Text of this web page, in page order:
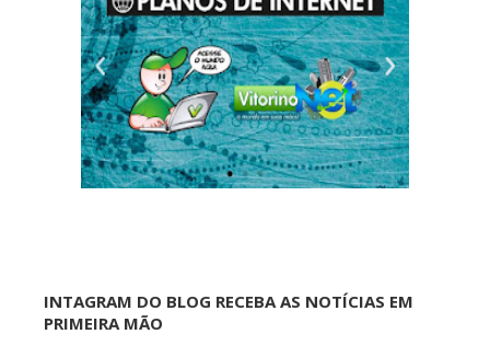
INTAGRAM DO BLOG RECEBA AS NOTÍCIAS EM
PRIMEIRA MÃO